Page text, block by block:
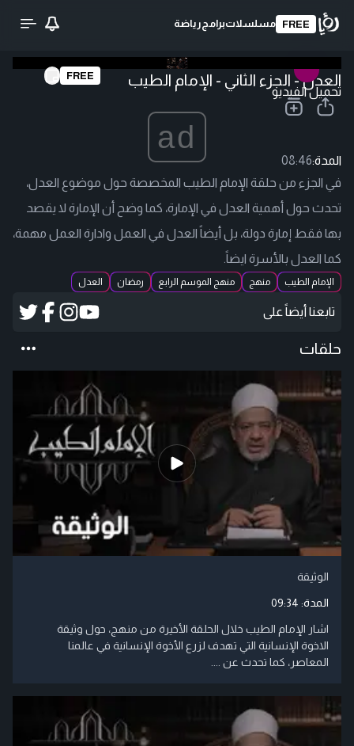
FREE مسلسلاتبرامج رياضة
تحميل الفيديو
FREE العدل - الجزء الثاني - الإمام الطيب
ad
المدة:08:46
في الجزء من حلقة الإمام الطيب المخصصة حول موضوع العدل،
تحدث حول أهمية العدل في الإمارة، كما وضح أن الإمارة لا يقصد
بها فقط إمارة دولة، بل أيضاً العدل في العمل وادارة العمل مهمة،
كما العدل بالأسرة ايضاً.
الإمام الطيب منهج منهج الموسم الرابع رمضان العدل
تابعنا أيضاً على
حلقات
الوثيقة
المدة: 09:34
اشار الإمام الطيب خلال الحلقة الأخيرة من منهج، حول وثيقة
الاخوة الإنسانية التي تهدف لزرع الأخوة الإنسانية في عالمنا
المعاصر، كما تحدث عن ....